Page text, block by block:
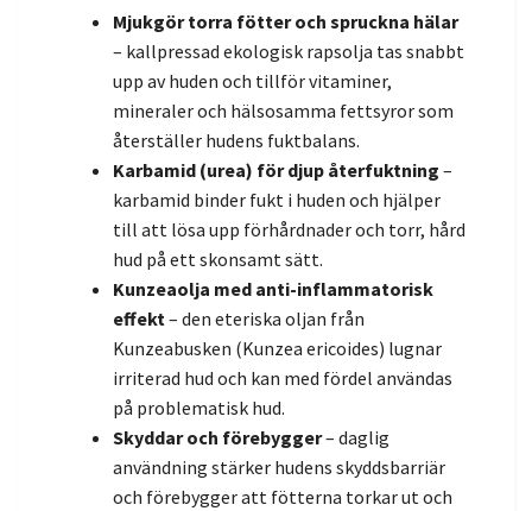
Mjukgör torra fötter och spruckna hälar
– kallpressad ekologisk rapsolja tas snabbt
upp av huden och tillför vitaminer,
mineraler och hälsosamma fettsyror som
återställer hudens fuktbalans.
Karbamid (urea) för djup återfuktning –
karbamid binder fukt i huden och hjälper
till att lösa upp förhårdnader och torr, hård
hud på ett skonsamt sätt.
Kunzeaolja med anti-inflammatorisk
effekt– den eteriska oljan från
Kunzeabusken (Kunzea ericoides) lugnar
irriterad hud och kan med fördel användas
på problematisk hud.
Skyddar och förebygger– daglig
användning stärker hudens skyddsbarriär
och förebygger att fötterna torkar ut och